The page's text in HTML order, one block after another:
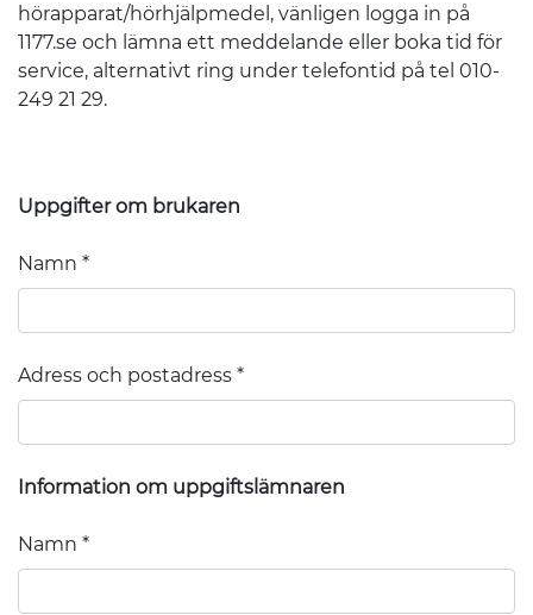
hörapparat/hörhjälpmedel, vänligen logga in på
1177.se och lämna ett meddelande eller boka tid för
service, alternativt ring under telefontid på tel 010-
249 21 29.
Uppgifter om brukaren
Namn
Adress och postadress
Information om uppgiftslämnaren
Namn